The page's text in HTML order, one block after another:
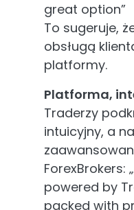
great option”
To sugeruje,
obsługą
platformy.
Platforma,
Traderzy
intuicyjny, a
ForexBrokers:
powered by
packed with